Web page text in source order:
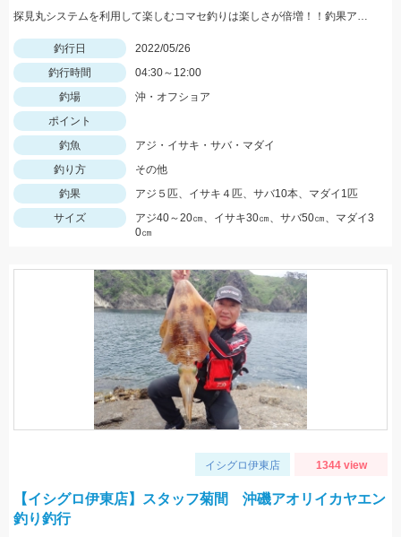
探見丸システムを利用して楽しむコマセ釣りは楽しさが倍増！！釣果アップの秘訣も！！
釣行日
2022/05/26
釣行時間
04:30～12:00
釣場
沖・オフショア
ポイント
釣魚
アジ・イサキ・サバ・マダイ
釣り方
その他
釣果
アジ５匹、イサキ４匹、サバ10本、マダイ1匹
サイズ
アジ40～20㎝、イサキ30㎝、サバ50㎝、マダイ3
0㎝
イシグロ伊東店 1344 view
【イシグロ伊東店】スタッフ菊間 沖磯アオリイカヤエン
釣り釣行